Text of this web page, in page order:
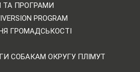
ТА ПРОГРАМИ
PROGRAM
ГРОМАДСЬКОСТІ
СОБАКАМ ОКРУГУ ПЛІМУТ